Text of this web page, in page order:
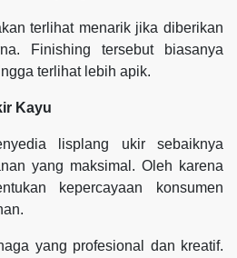
terlihat menarik jika diberikan
Finishing tersebut biasanya
terlihat lebih apik.
Kayu
lisplang ukir sebaiknya
yang maksimal. Oleh karena
kepercayaan konsumen
yang profesional dan kreatif.